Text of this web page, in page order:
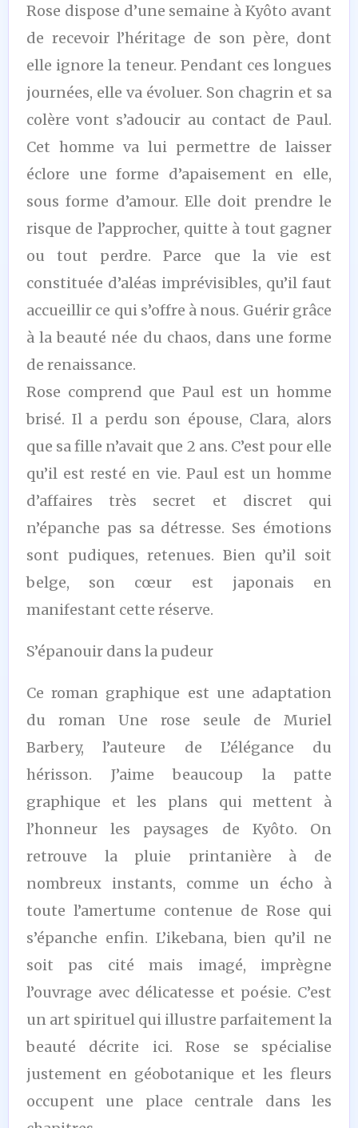
Rose dispose d’une semaine à Kyôto avant
de recevoir l’héritage de son père, dont
elle ignore la teneur. Pendant ces longues
journées, elle va évoluer. Son chagrin et sa
colère vont s’adoucir au contact de Paul.
Cet homme va lui permettre de laisser
éclore une forme d’apaisement en elle,
sous forme d’amour. Elle doit prendre le
risque de l’approcher, quitte à tout gagner
ou tout perdre. Parce que la vie est
constituée d’aléas imprévisibles, qu’il faut
accueillir ce qui s’offre à nous. Guérir grâce
à la beauté née du chaos, dans une forme
de renaissance.
Rose comprend que Paul est un homme
brisé. Il a perdu son épouse, Clara, alors
que sa fille n’avait que 2 ans. C’est pour elle
qu’il est resté en vie. Paul est un homme
d’affaires très secret et discret qui
n’épanche pas sa détresse. Ses émotions
sont pudiques, retenues. Bien qu’il soit
belge, son cœur est japonais en
manifestant cette réserve.
S’épanouir dans la pudeur
Ce roman graphique est une adaptation
du roman Une rose seule de Muriel
Barbery, l’auteure de L’élégance du
hérisson. J’aime beaucoup la patte
graphique et les plans qui mettent à
l’honneur les paysages de Kyôto. On
retrouve la pluie printanière à de
nombreux instants, comme un écho à
toute l’amertume contenue de Rose qui
s’épanche enfin. L’ikebana, bien qu’il ne
soit pas cité mais imagé, imprègne
l’ouvrage avec délicatesse et poésie. C’est
un art spirituel qui illustre parfaitement la
beauté décrite ici. Rose se spécialise
justement en géobotanique et les fleurs
occupent une place centrale dans les